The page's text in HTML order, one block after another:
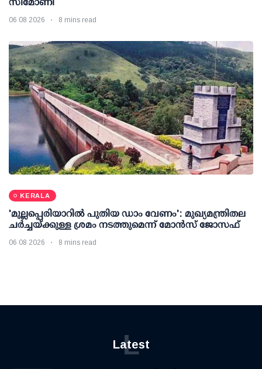
സിമോണി
06 08 2026 8 mins read
KERALA
'മുല്ലപ്പെരിയാറില്‍ പുതിയ ഡാം വേണം': മുഖ്യമന്ത്രിതല
ചര്‍ച്ചയ്ക്കുള്ള ശ്രമം നടത്തുമെന്ന് മോന്‍സ് ജോസഫ്
06 08 2026 8 mins read
Latest
L